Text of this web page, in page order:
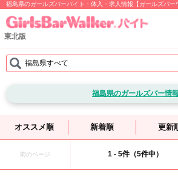
福島県のガールズバーバイト・体入・求人情報【ガールズバー
東北版
福島県すべて
福島県のガールズバー情報
オススメ順 新着順 更新
前のページ 1 - 5件（5件中）